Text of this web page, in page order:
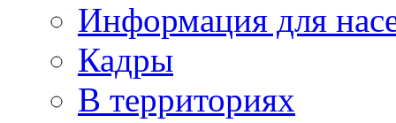
Информация для
Кадры
В территориях